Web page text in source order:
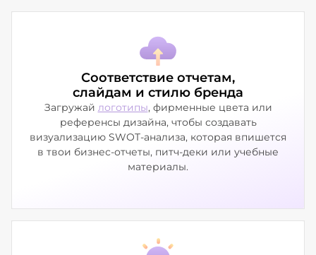
Соответствие отчетам,
слайдам и стилю бренда
Загружай логотипы, фирменные цвета или
референсы дизайна, чтобы создавать
визуализацию SWOT-анализа, которая впишется
в твои бизнес-отчеты, питч-деки или учебные
материалы.